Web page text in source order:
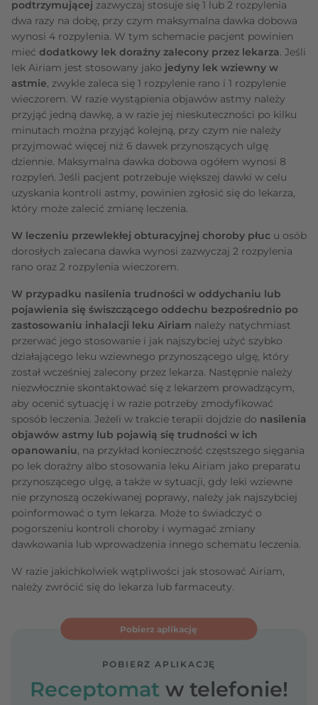
podtrzymującej zazwyczaj stosuje się 1 lub 2 rozpylenia
dwa razy na dobę, przy czym maksymalna dawka dobowa
wynosi 4 rozpylenia. W tym schemacie pacjent powinien
mieć dodatkowy lek doraźny zalecony przez lekarza. Jeśli
lek Airiam jest stosowany jako jedyny lek wziewny w
astmie, zwykle zaleca się 1 rozpylenie rano i 1 rozpylenie
wieczorem. W razie wystąpienia objawów astmy należy
przyjąć jedną dawkę, a w razie jej nieskuteczności po kilku
minutach można przyjąć kolejną, przy czym nie należy
przyjmować więcej niż 6 dawek przynoszących ulgę
dziennie. Maksymalna dawka dobowa ogółem wynosi 8
rozpyleń. Jeśli pacjent potrzebuje większej dawki w celu
uzyskania kontroli astmy, powinien zgłosić się do lekarza,
który może zalecić zmianę leczenia.
W leczeniu przewlekłej obturacyjnej choroby płuc u osób
dorosłych zalecana dawka wynosi zazwyczaj 2 rozpylenia
rano oraz 2 rozpylenia wieczorem.
W przypadku nasilenia trudności w oddychaniu lub
pojawienia się świszczącego oddechu bezpośrednio po
zastosowaniu inhalacji leku Airiam należy natychmiast
przerwać jego stosowanie i jak najszybciej użyć szybko
działającego leku wziewnego przynoszącego ulgę, który
został wcześniej zalecony przez lekarza. Następnie należy
niezwłocznie skontaktować się z lekarzem prowadzącym,
aby ocenić sytuację i w razie potrzeby zmodyfikować
sposób leczenia. Jeżeli w trakcie terapii dojdzie do nasilenia
objawów astmy lub pojawią się trudności w ich
opanowaniu, na przykład konieczność częstszego sięgania
po lek doraźny albo stosowania leku Airiam jako preparatu
przynoszącego ulgę, a także w sytuacji, gdy leki wziewne
nie przynoszą oczekiwanej poprawy, należy jak najszybciej
poinformować o tym lekarza. Może to świadczyć o
pogorszeniu kontroli choroby i wymagać zmiany
dawkowania lub wprowadzenia innego schematu leczenia.
W razie jakichkolwiek wątpliwości jak stosować Airiam,
należy zwrócić się do lekarza lub farmaceuty.
Pobierz aplikację
POBIERZ APLIKACJĘ
Receptomat w telefonie!